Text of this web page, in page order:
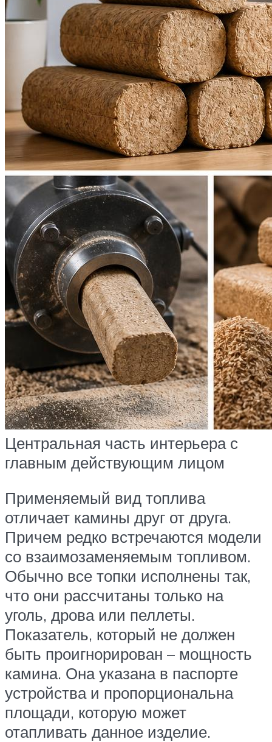
Центральная часть интерьера с
главным действующим лицом
Применяемый вид топлива
отличает камины друг от друга.
Причем редко встречаются модели
со взаимозаменяемым топливом.
Обычно все топки исполнены так,
что они рассчитаны только на
уголь, дрова или пеллеты.
Показатель, который не должен
быть проигнорирован – мощность
камина. Она указана в паспорте
устройства и пропорциональна
площади, которую может
отапливать данное изделие.